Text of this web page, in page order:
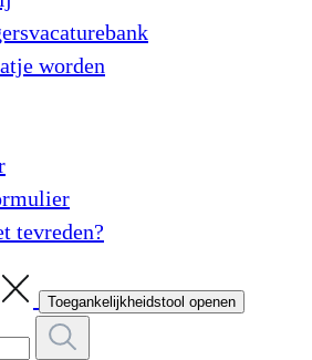
worden
tevreden?
Toegankelijkheidstool openen